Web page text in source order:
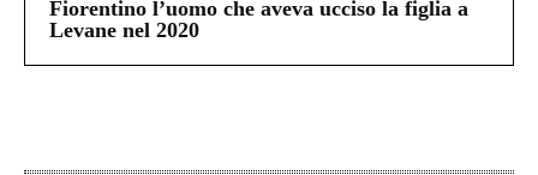
Fiorentino l’uomo che aveva ucciso la figlia a
Levane nel 2020